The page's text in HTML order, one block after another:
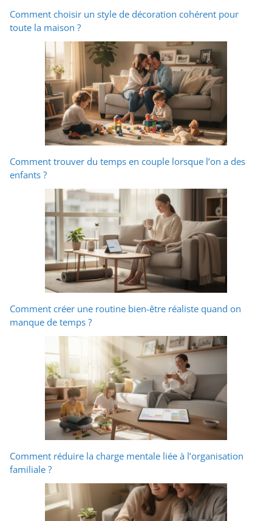
Comment choisir un style de décoration cohérent pour
toute la maison ?
Comment trouver du temps en couple lorsque l’on a des
enfants ?
Comment créer une routine bien-être réaliste quand on
manque de temps ?
Comment réduire la charge mentale liée à l’organisation
familiale ?